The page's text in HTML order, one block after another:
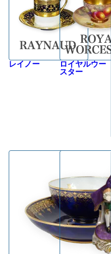
レイノー
ロイヤルウー
スター